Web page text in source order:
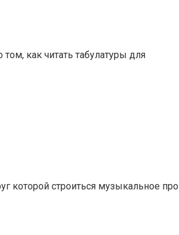
как читать табулатуры для
которой строиться музыкальное